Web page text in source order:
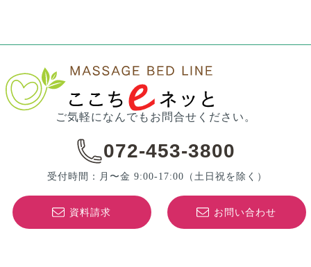
ご気軽になんでもお問合せください。
072-453-3800
受付時間：月〜金 9:00-17:00 （土日祝を除く）
資料請求 お問い合わせ